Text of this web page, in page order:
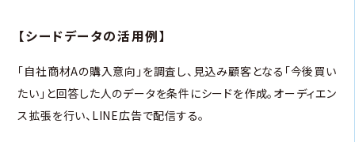
【シードデータの活用例】
「自社商材Aの購入意向」を調査し、見込み顧客となる「今後買い
たい」と回答した人のデータを条件にシードを作成。オーディエン
ス拡張を行い、LINE広告で配信する。